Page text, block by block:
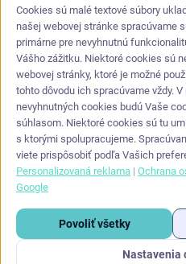
KONTAKT
info @
+421 948 864 624
Copyright 2026
Cookies sú malé textové súbory
našej webovej stránke spracúvame
primárne pre nevyhnutnú
Vášho zážitku. Niektoré cookies sú
webovej stránky, ktoré je možné
tohto dôvodu ich spracúvame vždy.
nevyhnutných cookies budú Vaše
súhlasom. Niektoré cookies sú tu
s ktorými spolupracujeme.
viete prispôsobiť podľa Vašich
Personalizovaná reklama | Ochrana
Google
Povoliť všetky
Nastavenia